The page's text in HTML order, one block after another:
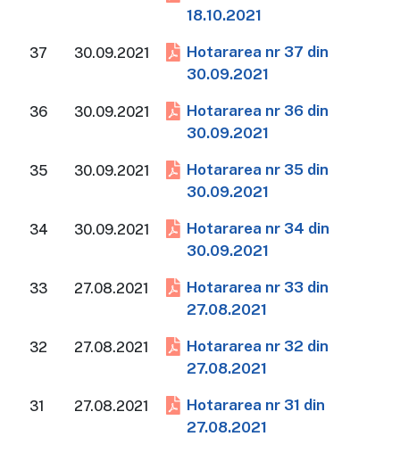
18.10.2021
37 30.09.2021
Hotararea nr 37 din
30.09.2021
36 30.09.2021
Hotararea nr 36 din
30.09.2021
35 30.09.2021
Hotararea nr 35 din
30.09.2021
34 30.09.2021
Hotararea nr 34 din
30.09.2021
33 27.08.2021
Hotararea nr 33 din
27.08.2021
32 27.08.2021
Hotararea nr 32 din
27.08.2021
31 27.08.2021
Hotararea nr 31 din
27.08.2021